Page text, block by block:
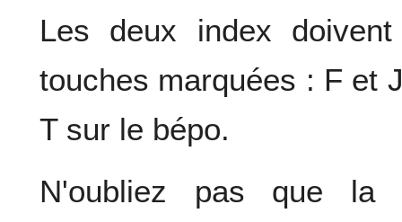
Les deux index
touches marquées : F et
T sur le bépo.
N'oubliez pas que la